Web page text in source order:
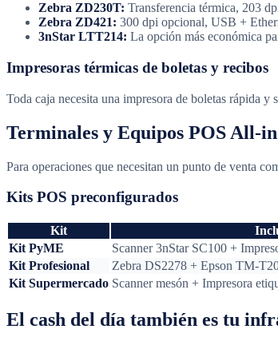
Zebra ZD230T: Transferencia térmica, 203
Zebra ZD421: 300 dpi opcional, USB +
3nStar LTT214: La opción más económica
Impresoras térmicas de boletas y recibos
Toda caja necesita una impresora de boletas rápida
Terminales y Equipos POS All-
Para operaciones que necesitan un punto de venta
Kits POS preconfigurados
Kit
Kit PyME
Scanner 3nStar SC100 +
Kit Profesional
Zebra DS2278 + Epson TM-
Kit Supermercado Scanner mesón + Impresora
El cash del día también es tu